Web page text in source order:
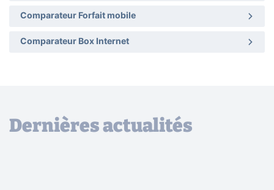
Comparateur Forfait mobile
Comparateur Box Internet
Dernières actualités